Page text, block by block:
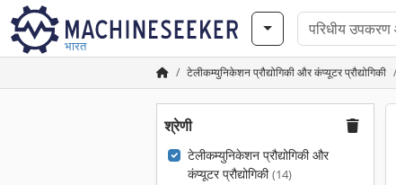
भारत
टेलीकम्युनिकेशन प्रौद्योगिकी और कंप्यूटर प्रौद्योगिकी
श्रेणी
टेलीकम्युनिकेशन प्रौद्योगिकी और
कंप्यूटर प्रौद्योगिकी(14)